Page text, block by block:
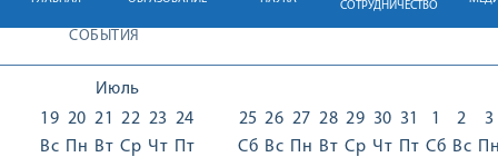
СОТРУДНИЧЕСТВО
СОБЫТИЯ
Июль
19
Вс
20
Пн
21
Вт
22
Ср
23
Чт
24
Пт
25
Сб
26
Вс
27
Пн
28
Вт
29
Ср
30
Чт
31
Пт
1
Сб
2
Вс
3